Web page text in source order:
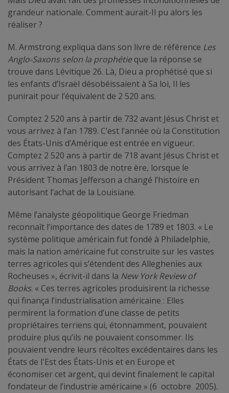
grandeur nationale. Comment aurait-Il pu alors les
réaliser ?
M. Armstrong expliqua dans son livre de référence Les
Anglo-Saxons selon la prophétieque la réponse se
trouve dans Lévitique 26. Là, Dieu a prophétisé que si
les enfants d’Israël désobéissaient à Sa loi, Il les
punirait pour l’équivalent de 2 520 ans.
Comptez 2 520 ans à partir de 732 avant Jésus Christ et
vous arrivez à l’an 1789. C’est l’année où la Constitution
des États-Unis d’Amérique est entrée en vigueur.
Comptez 2 520 ans à partir de 718 avant Jésus Christ et
vous arrivez à l’an 1803 de notre ère, lorsque le
Président Thomas Jefferson a changé l’histoire en
autorisant l’achat de la Louisiane.
Même l’analyste géopolitique George Friedman
reconnaît l’importance des dates de 1789 et 1803. « Le
système politique américain fut fondé à Philadelphie,
mais la nation américaine fut construite sur les vastes
terres agricoles qui s’étendent des Alleghenies aux
Rocheuses », écrivit-il dans la New York Review of
Books. « Ces terres agricoles produisirent la richesse
qui finança l’industrialisation américaine : Elles
permirent la formation d’une classe de petits
propriétaires terriens qui, étonnamment, pouvaient
produire plus qu’ils ne pouvaient consommer. Ils
pouvaient vendre leurs récoltes excédentaires dans les
États de l'Est des États-Unis et en Europe et
économiser cet argent, qui devint finalement le capital
fondateur de l’industrie américaine » (6 octobre 2005).